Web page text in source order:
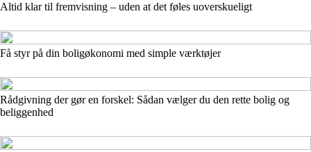
Altid klar til fremvisning – uden at det føles uoverskueligt
Få styr på din boligøkonomi med simple værktøjer
Rådgivning der gør en forskel: Sådan vælger du den rette bolig og
beliggenhed